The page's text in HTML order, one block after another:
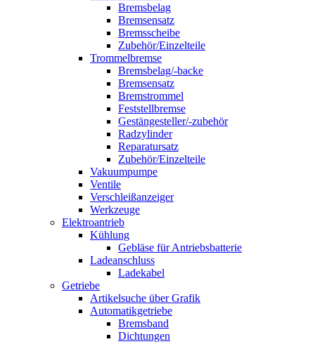
Bremsbelag
Bremsensatz
Bremsscheibe
Zubehör/Einzelteile
Trommelbremse
Bremsbelag/-backe
Bremsensatz
Bremstrommel
Feststellbremse
Gestängesteller/-zubehör
Radzylinder
Reparatursatz
Zubehör/Einzelteile
Vakuumpumpe
Ventile
Verschleißanzeiger
Werkzeuge
Elektroantrieb
Kühlung
Gebläse für Antriebsbatterie
Ladeanschluss
Ladekabel
Getriebe
Artikelsuche über Grafik
Automatikgetriebe
Bremsband
Dichtungen